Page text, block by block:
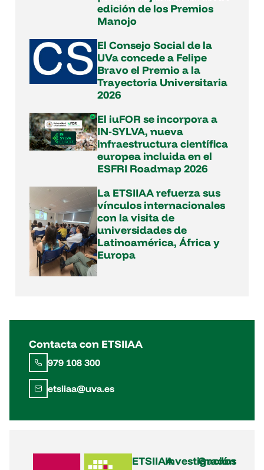
edición de los Premios
Manojo
El Consejo Social de la
UVa concede a Felipe
Bravo el Premio a la
Trayectoria Universitaria
2026
El iuFOR se incorpora a
IN‑SYLVA, nueva
infraestructura científica
europea incluida en el
ESFRI Roadmap 2026
La ETSIIAA refuerza sus
vínculos internacionales
con la visita de
universidades de
Latinoamérica, África y
Europa
Contacta con ETSIIAA
979 108 300
etsiiaa@uva.es
ETSIIAAInvestigación
Grados